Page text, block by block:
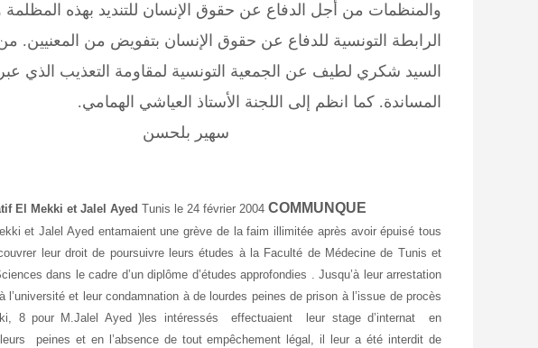
والمنظمات من أجل الدفاع عن حقوق الإنسان للتنديد بهذه المظلمة
الرابطة التونسية للدفاع عن حقوق الإنسان بتفويض من المعنيين.
السيد شكري لطيف عن الجمعية التونسية لمقاومة التعذيب الذي
المساندة. كما انظم إلى اللجنة الأستاذ
سهير بلحسن
El Mekki et Jalel Ayed Tunis le 24 février 2004 COMMUNQUE
et Jalel Ayed entamaient une grève de la faim illimitée après avoir épuisé tous
leur droit de poursuivre leurs études à la Faculté de Médecine de Tunis et
dans le cadre d’un diplôme d’études approfondies . Jusqu’à leur arrestation
et leur condamnation à de lourdes peines de prison à l’issue de procès
8 pour M.Jalel Ayed )les intéressés effectuaient leur stage d’internat en
peines et en l’absence de tout empêchement légal, il leur a été interdit de